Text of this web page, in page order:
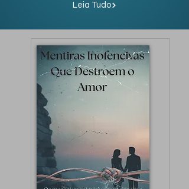
Leia Tudo